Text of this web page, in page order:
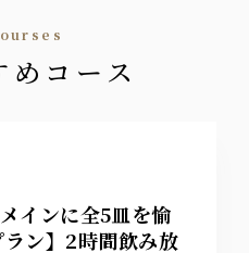
めコース
インに全5皿を愉
ン】2時間飲み放